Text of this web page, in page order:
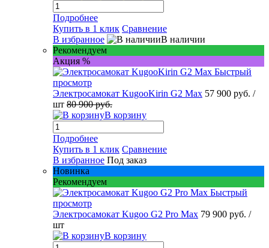
Подробнее
Купить в 1 клик Сравнение
В избранное
В наличии
Рекомендуем
Акция %
Быстрый
просмотр
Электросамокат KugooKirin G2 Max 57 900 руб. /
шт 80 900 руб.
В корзину
Подробнее
Купить в 1 клик Сравнение
В избранное Под заказ
Новинка
Рекомендуем
Быстрый
просмотр
Электросамокат Kugoo G2 Pro Max 79 900 руб. /
шт
В корзину